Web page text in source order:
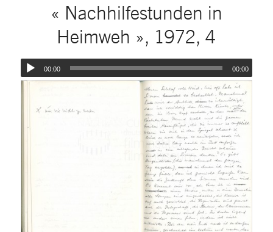
« Nachhilfestunden in
Heimweh », 1972, 4
00:00 00:00